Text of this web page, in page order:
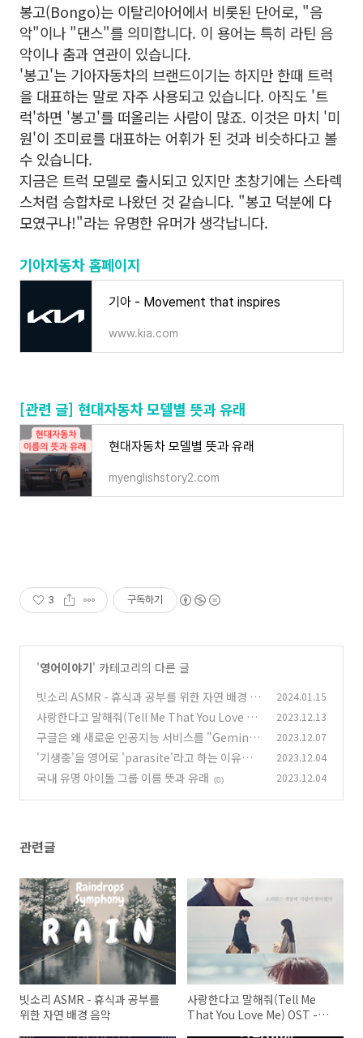
봉고(Bongo)는 이탈리아어에서 비롯된 단어로, "음
악"이나 "댄스"를 의미합니다. 이 용어는 특히 라틴 음
악이나 춤과 연관이 있습니다.
'봉고'는 기아자동차의 브랜드이기는 하지만 한때 트럭
을 대표하는 말로 자주 사용되고 있습니다. 아직도 '트
럭'하면 '봉고'를 떠올리는 사람이 많죠. 이것은 마치 '미
원'이 조미료를 대표하는 어휘가 된 것과 비슷하다고 볼
수 있습니다.
지금은 트럭 모델로 출시되고 있지만 초창기에는 스타렉
스처럼 승합차로 나왔던 것 같습니다. "봉고 덕분에 다
모였구나!"라는 유명한 유머가 생각납니다.
기아자동차 홈페이지
기아 - Movement that inspires
www.kia.com
[관련 글] 현대자동차 모델별 뜻과 유래
현대자동차 모델별 뜻과 유래
myenglishstory2.com
3 구독하기
'영어이야기' 카테고리의 다른 글
빗소리 ASMR - 휴식과 공부를 위한 자연 배경 음
악 (0)
2024.01.15
사랑한다고 말해줘(Tell Me That You Love M
e) OST - 10CM-try not to cry 가사 및 영어 해
석
(0)
2023.12.13
구글은 왜 새로운 인공지능 서비스를 "Gemin
i"라고 했을까? - Gemini (제미나이, 제미니) 어
원 이야기
(0)
2023.12.07
'기생충'을 영어로 'parasite'라고 하는 이유는?
어근 'para' 영단어 총정리 (2)
2023.12.04
국내 유명 아이돌 그룹 이름 뜻과 유래 (0) 2023.12.04
관련글
빗소리 ASMR - 휴식과 공부를
위한 자연 배경 음악
사랑한다고 말해줘(Tell Me
That You Love Me) OST -